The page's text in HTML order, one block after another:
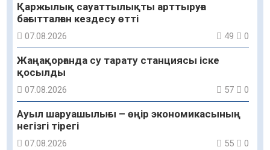
Қаржылық сауаттылықты арттыруға
бағытталған кездесу өтті
07.08.2026 49 0
Жаңақорғанда су тарату станциясы іске
қосылды
07.08.2026 57 0
Ауыл шаруашылығы – өңір экономикасының
негізгі тірегі
07.08.2026 55 0